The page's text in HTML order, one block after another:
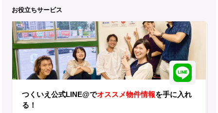
お役立ちサービス
つくいえ公式LINE@でオススメ物件情報を手に入れ
る！